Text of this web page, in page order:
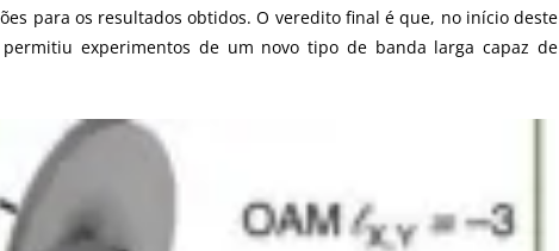
para os resultados obtidos. O veredito final é que, no início deste
experimentos de um novo tipo de banda larga capaz de